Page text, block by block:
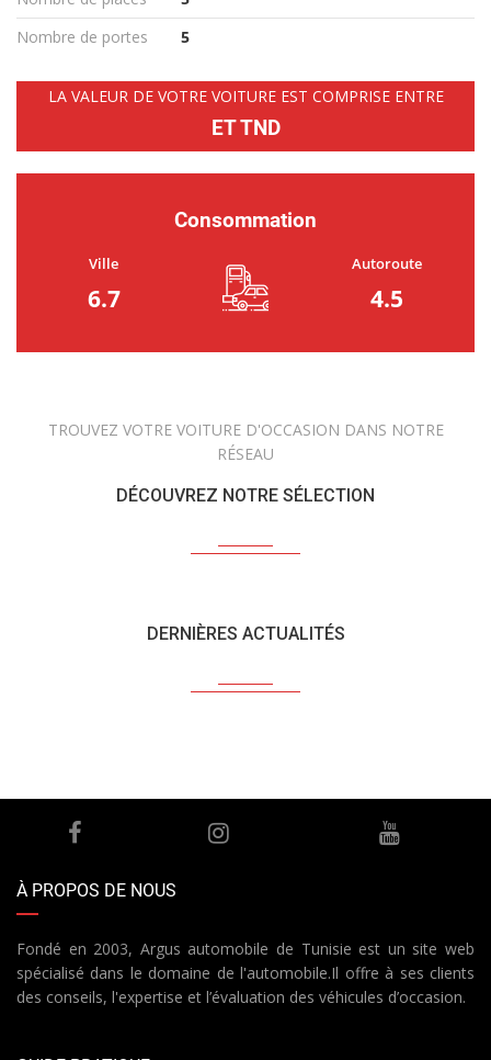
Nombre de portes
5
LA VALEUR DE VOTRE VOITURE EST COMPRISE ENTRE
ET TND
Consommation
Ville
6.7
Autoroute
4.5
TROUVEZ VOTRE VOITURE D'OCCASION DANS NOTRE
RÉSEAU
DÉCOUVREZ NOTRE SÉLECTION
DERNIÈRES ACTUALITÉS
À PROPOS DE NOUS
Fondé en 2003, Argus automobile de Tunisie est un site web
spécialisé dans le domaine de l'automobile.Il offre à ses clients
des conseils, l'expertise et l’évaluation des véhicules d’occasion.